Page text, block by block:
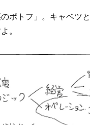
ポトフ」。キャベツ
。